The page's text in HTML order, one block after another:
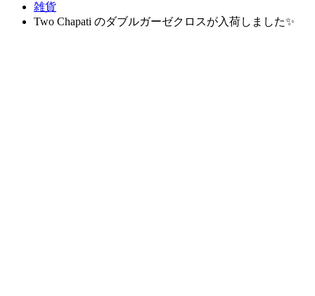
雑貨
Two Chapati のダブルガーゼクロスが入荷しました✨